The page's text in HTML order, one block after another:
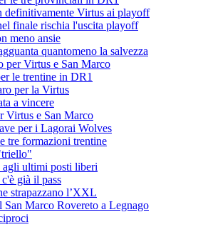
definitivamente Virtus ai playoff
finale rischia l'uscita playoff
meno ansie
quantomeno la salvezza
per Virtus e San Marco
le trentine in DR1
per la Virtus
a vincere
Virtus e San Marco
per i Lagorai Wolves
tre formazioni trentine
agli ultimi posti liberi
già il pass
strapazzano l’XXL
San Marco Rovereto a Legnago